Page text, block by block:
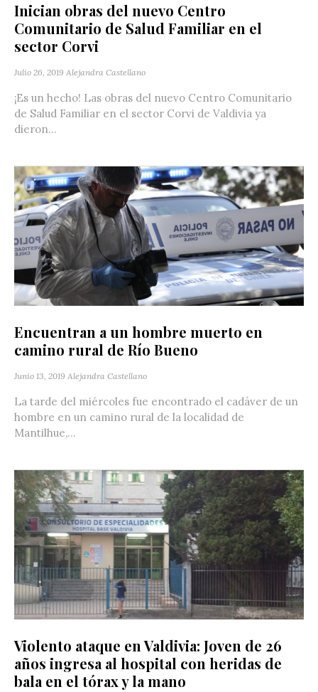
Inician obras del nuevo Centro
Comunitario de Salud Familiar en el
sector Corvi
Julio 26, 2019 Alejandra Castellano
¡Es un hecho! Las obras del nuevo Centro Comunitario
de Salud Familiar en el sector Corvi de Valdivia ya
dieron...
Encuentran a un hombre muerto en
camino rural de Río Bueno
Junio 13, 2019 Alejandra Castellano
La tarde del miércoles fue encontrado el cadáver de un
hombre en un camino rural de la localidad de
Mantilhue,...
Violento ataque en Valdivia: Joven de 26
años ingresa al hospital con heridas de
bala en el tórax y la mano